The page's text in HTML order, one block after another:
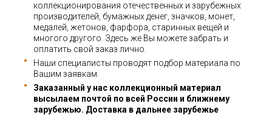
коллекционирования отечественных и зарубежных
производителей, бумажных денег, значков, монет,
медалей, жетонов, фарфора, старинных вещей и
многого другого. Здесь же Вы можете забрать и
оплатить свой заказ лично.
Наши специалисты проводят подбор материала по
Вашим заявкам.
Заказанный у нас коллекционный материал
высылаем почтой по всей России и ближнему
зарубежью. Доставка в дальнее зарубежье